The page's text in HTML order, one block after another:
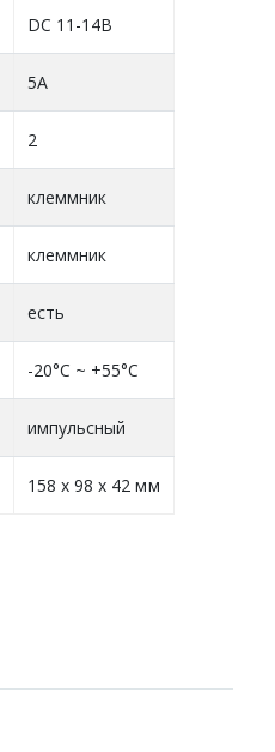
DC 11-14В
5А
2
клеммник
клеммник
есть
-20°C ~ +55°C
импульсный
158 х 98 х 42 мм